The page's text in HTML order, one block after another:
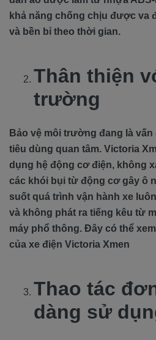
khả năng chống chịu được va
và bền bỉ theo thời gian.
Thân thiện
trường
Bảo vệ môi trường đang là
tiêu dùng quan tâm. Victoria
dụng hệ động cơ điện, không
các khói bụi từ động cơ gây ô
suốt quá trình vận hành xe
và không phát ra tiếng kêu từ
máy phổ thông. Đây có thể
của xe điện Victoria Xmen
Thao tác
dàng sử